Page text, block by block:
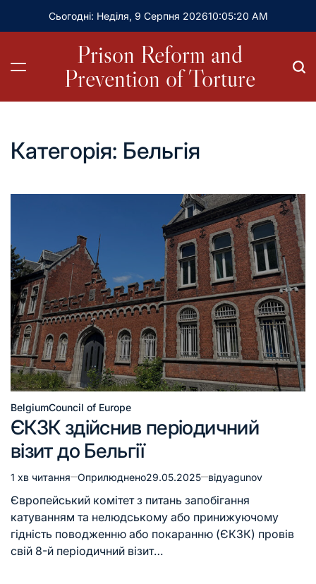
Сьогодні: Неділя, 9 Серпня 202610:05:21 AM
Prison Reform and
Prevention of Torture
Категорія: Бельгія
BelgiumCouncil of Europe
ЄКЗК здійснив періодичний
візит до Бельгії
1 хв читання Оприлюднено29.05.2025 відyagunov
Європейський комітет з питань запобігання
катуванням та нелюдському або принижуючому
гідність поводженню або покаранню (ЄКЗК) провів
свій 8-й періодичний візит…